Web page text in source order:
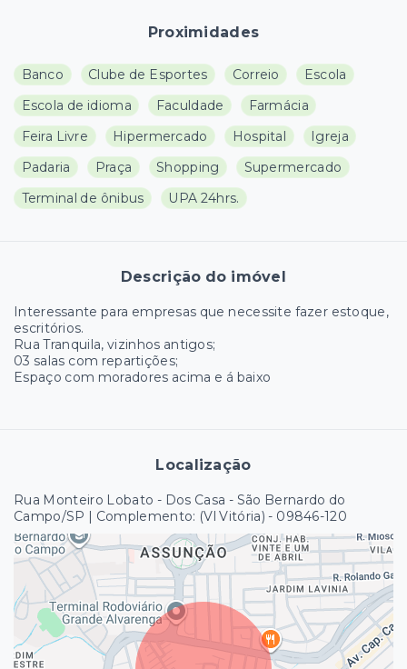
Proximidades
Banco Clube de Esportes Correio
Escola
Escola de idioma
Faculdade
Farmácia
Feira Livre
Hipermercado Hospital
Igreja
Padaria
Praça Shopping
Supermercado
Terminal de ônibus
UPA 24hrs.
Descrição do imóvel
Interessante para empresas que necessite fazer estoque,
escritórios.
Rua Tranquila, vizinhos antigos;
03 salas com repartições;
Espaço com moradores acima e á baixo
Localização
Rua Monteiro Lobato - Dos Casa - São Bernardo do
Campo/SP | Complemento: (Vl Vitória) - 09846-120